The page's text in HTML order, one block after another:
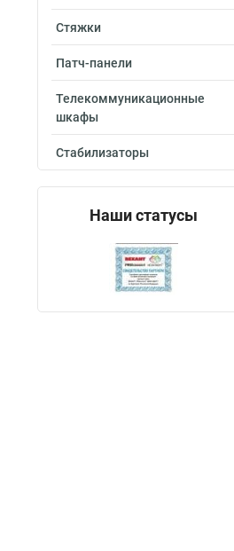
Стяжки
Патч-панели
Телекоммуникационные
шкафы
Стабилизаторы
Наши статусы